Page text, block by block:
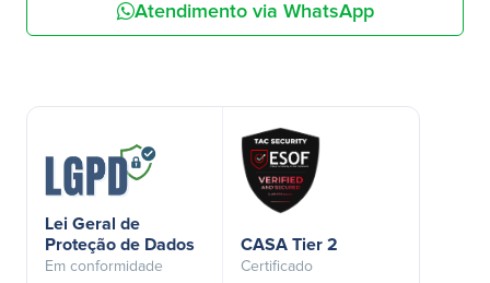
Atendimento via WhatsApp
Lei Geral de
Proteção de Dados
Em conformidade
CASA Tier 2
Certificado